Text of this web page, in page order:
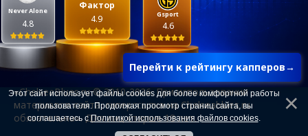
Перейти к рейтингу капперов→
Фактор
4.9
Never Alone
4.8
Gsport
4.6
«ChelseaBlues.ru © 2010-2026. При использовании
материалов сайта, гиперссылка на Chelseablues.ru
обязательна». Для лиц старше 18 лет.
Этот сайт использует файлы cookies для более комфортной работы
пользователя. Продолжая просмотр страниц сайта, вы
соглашаетесь сПолитикой использования файлов cookies.